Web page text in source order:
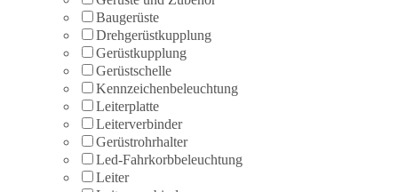
Baugerüste
Drehgerüstkupplung
Gerüstkupplung
Gerüstschelle
Kennzeichenbeleuchtung
Leiterplatte
Leiterverbinder
Gerüstrohrhalter
Led-Fahrkorbbeleuchtung
Leiter